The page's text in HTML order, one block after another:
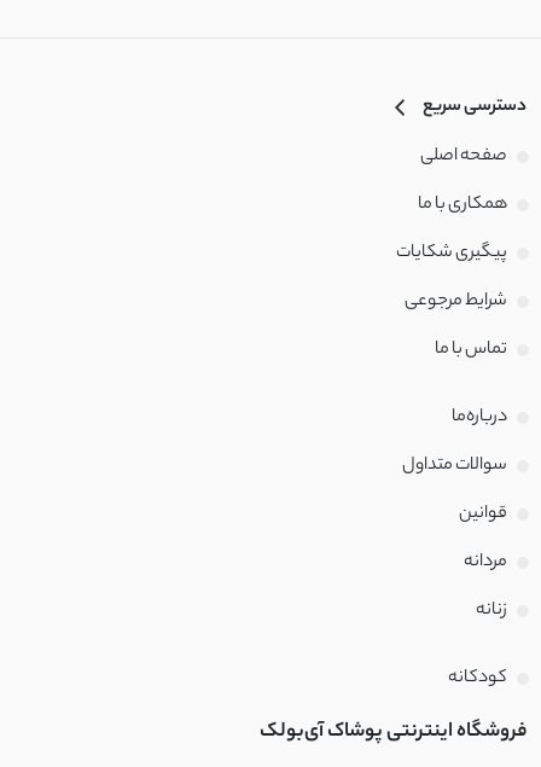
دسترسی سریع
صفحه اصلی
همکاری با ما
پیگیری شکایات
شرایط مرجوعی
تماس با‌ ما
درباره‌ما
سوالات متداول
قوانین
مردانه
زنانه
کودکانه
فروشگاه اینترنتی پوشاک آی‌بولک